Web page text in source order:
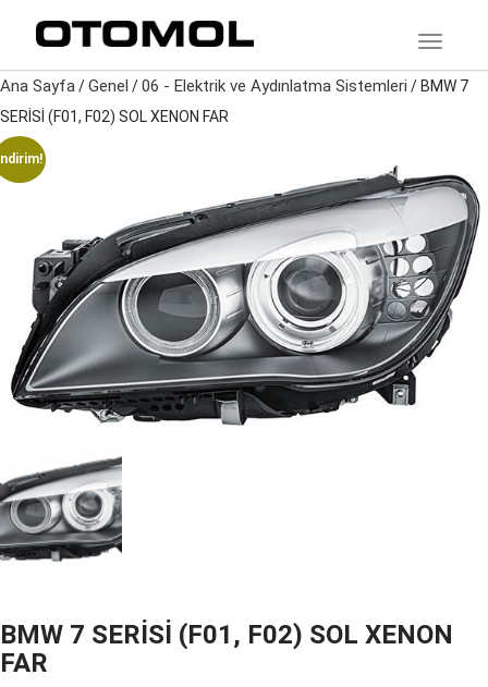
Ana Sayfa/Genel /06 - Elektrik ve Aydınlatma Sistemleri / BMW 7
SERİSİ (F01, F02) SOL XENON FAR
BMW 7 SERİSİ (F01, F02) SOL XENON
FAR